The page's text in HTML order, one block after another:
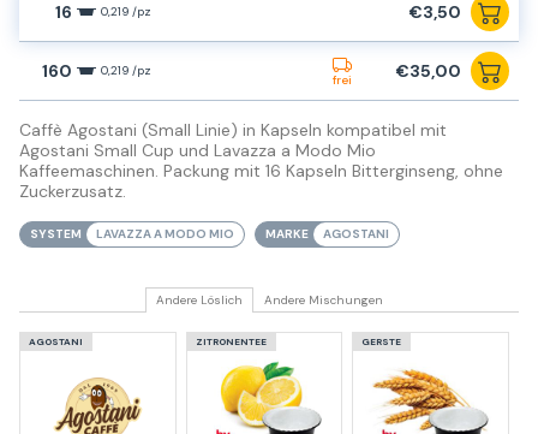
16 0,219 /pz €3,50
160 0,219 /pz
frei €35,00
Caffè Agostani (Small Linie) in Kapseln kompatibel mit
Agostani Small Cup und Lavazza a Modo Mio
Kaffeemaschinen. Packung mit 16 Kapseln Bitterginseng, ohne
Zuckerzusatz.
SYSTEM LAVAZZA A MODO MIO MARKE AGOSTANI
Andere Löslich Andere Mischungen
AGOSTANI ZITRONENTEE GERSTE